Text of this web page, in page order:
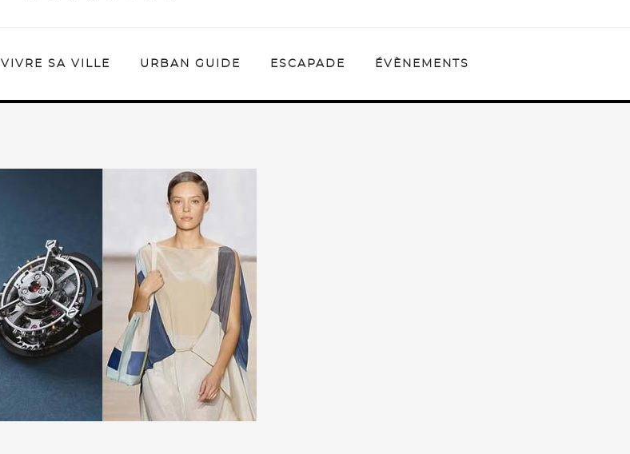
VIVRE SA VILLE URBAN GUIDE ESCAPADE ÉVÈNEMENTS